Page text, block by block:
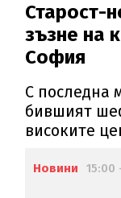
Старост-
зъзне на
София
С последна
бившият
високите
Новини 15:00